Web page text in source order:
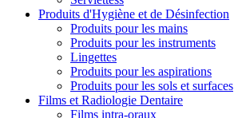
Produits d'Hygiène et de Désinfection
Produits pour les mains
Produits pour les instruments
Lingettes
Produits pour les aspirations
Produits pour les sols et surfaces
Films et Radiologie Dentaire
Films intra-oraux